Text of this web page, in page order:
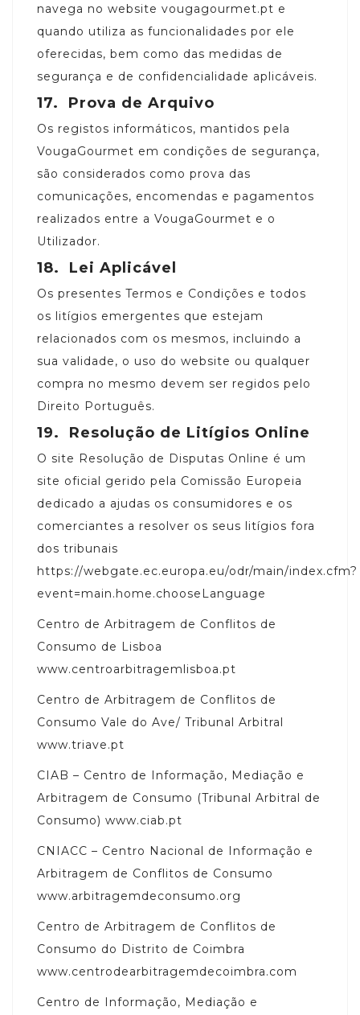
navega no website vougagourmet.pt e
quando utiliza as funcionalidades por ele
oferecidas, bem como das medidas de
segurança e de confidencialidade aplicáveis.
17. Prova de Arquivo
Os registos informáticos, mantidos pela
VougaGourmet em condições de segurança,
são considerados como prova das
comunicações, encomendas e pagamentos
realizados entre a VougaGourmet e o
Utilizador.
18. Lei Aplicável
Os presentes Termos e Condições e todos
os litígios emergentes que estejam
relacionados com os mesmos, incluindo a
sua validade, o uso do website ou qualquer
compra no mesmo devem ser regidos pelo
Direito Português.
19. Resolução de Litígios Online
O site Resolução de Disputas Online é um
site oficial gerido pela Comissão Europeia
dedicado a ajudas os consumidores e os
comerciantes a resolver os seus litígios fora
dos tribunais
https://webgate.ec.europa.eu/odr/main/index.cfm?
event=main.home.chooseLanguage
Centro de Arbitragem de Conflitos de
Consumo de Lisboa
www.centroarbitragemlisboa.pt
Centro de Arbitragem de Conflitos de
Consumo Vale do Ave/ Tribunal Arbitral
www.triave.pt
CIAB – Centro de Informação, Mediação e
Arbitragem de Consumo (Tribunal Arbitral de
Consumo) www.ciab.pt
CNIACC – Centro Nacional de Informação e
Arbitragem de Conflitos de Consumo
www.arbitragemdeconsumo.org
Centro de Arbitragem de Conflitos de
Consumo do Distrito de Coimbra
www.centrodearbitragemdecoimbra.com
Centro de Informação, Mediação e